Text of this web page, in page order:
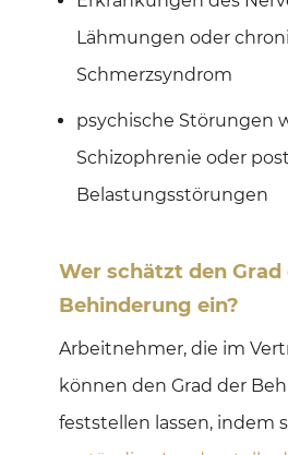
Lähmungen oder
Schmerzsyndrom
psychische Störungen
Schizophrenie oder
Belastungsstörungen
Wer schätzt den Grad
Behinderung ein?
Arbeitnehmer, die im
können den Grad der
feststellen lassen, indem